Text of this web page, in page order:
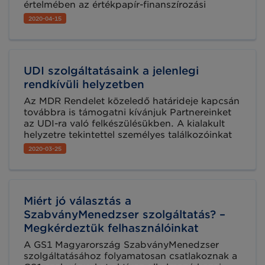
értelmében az értékpapír-finanszírozási
ügyleteik jelentése során az érintett
jogalanyoknak LEI azonosítóval kell
Magyarországtól!
2020-04-15
UDI szolgáltatásaink a jelenlegi
rendkívüli helyzetben
Az MDR Rendelet közeledő határideje kapcsán
továbbra is támogatni kívánjuk Partnereinket
az UDI-ra való felkészülésükben. A kialakult
helyzetre tekintettel személyes találkozóinkat
online csatornákra helyeztük át, de
kérdéseikkel továbbra is forduljanak hozzánk,
2020-03-25
Miért jó választás a
SzabványMenedzser szolgáltatás? –
Megkérdeztük felhasználóinkat
A GS1 Magyarország SzabványMenedzser
szolgáltatásához folyamatosan csatlakoznak a